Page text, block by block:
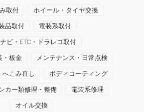
取付 ホイール・タイヤ交換
品取付 電装系取付
ビ・ETC・ドラレコ取付
・板金 メンテナンス・日常点検
へこみ直し ボディコーティング
カー類修理・整備 電装系修理
オイル交換